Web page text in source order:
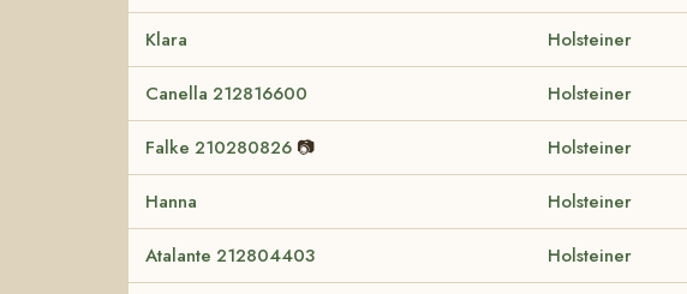
Klara Holsteiner
Canella 212816600 Holsteiner
Falke 210280826 📷 Holsteiner
Hanna Holsteiner
Atalante 212804403 Holsteiner